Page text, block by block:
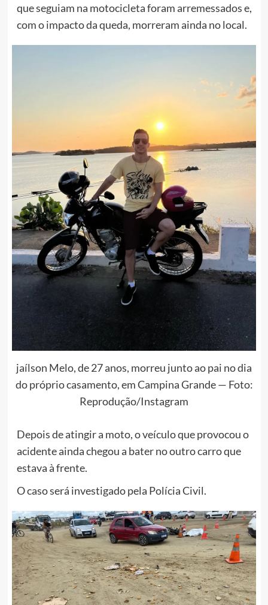
que seguiam na motocicleta foram arremessados e,
com o impacto da queda, morreram ainda no local.
jaílson Melo, de 27 anos, morreu junto ao pai no dia
do próprio casamento, em Campina Grande — Foto:
Reprodução/Instagram
Depois de atingir a moto, o veículo que provocou o
acidente ainda chegou a bater no outro carro que
estava à frente.
O caso será investigado pela Polícia Civil.